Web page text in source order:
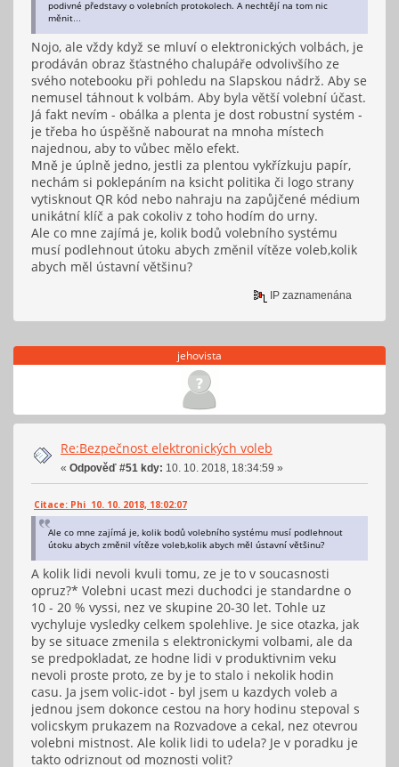
podivné představy o volebních protokolech. A nechtějí na tom nic
měnit…
Nojo, ale vždy když se mluví o elektronických volbách, je
prodáván obraz šťastného chalupáře odvolivšího ze
svého notebooku při pohledu na Slapskou nádrž. Aby se
nemusel táhnout k volbám. Aby byla větší volební účast.
Já fakt nevím - obálka a plenta je dost robustní systém -
je třeba ho úspěšně nabourat na mnoha místech
najednou, aby to vůbec mělo efekt.
Mně je úplně jedno, jestli za plentou vykřízkuju papír,
nechám si poklepáním na ksicht politika či logo strany
vytisknout QR kód nebo nahraju na zapůjčené médium
unikátní klíč a pak cokoliv z toho hodím do urny.
Ale co mne zajímá je, kolik bodů volebního systému
musí podlehnout útoku abych změnil vítěze voleb,kolik
abych měl ústavní většinu?
IP zaznamenána
jehovista
Re:Bezpečnost elektronických voleb
« Odpověď #51 kdy: 10. 10. 2018, 18:34:59 »
Citace: Phi 10. 10. 2018, 18:02:07
Ale co mne zajímá je, kolik bodů volebního systému musí podlehnout
útoku abych změnil vítěze voleb,kolik abych měl ústavní většinu?
A kolik lidi nevoli kvuli tomu, ze je to v soucasnosti
opruz?* Volebni ucast mezi duchodci je standardne o
10 - 20 % vyssi, nez ve skupine 20-30 let. Tohle uz
vychyluje vysledky celkem spolehlive. Je sice otazka, jak
by se situace zmenila s elektronickymi volbami, ale da
se predpokladat, ze hodne lidi v produktivnim veku
nevoli proste proto, ze by je to stalo i nekolik hodin
casu. Ja jsem volic-idot - byl jsem u kazdych voleb a
jednou jsem dokonce cestou na hory hodinu stepoval s
volicskym prukazem na Rozvadove a cekal, nez otevrou
volebni mistnost. Ale kolik lidi to udela? Je v poradku je
takto odriznout od moznosti volit?